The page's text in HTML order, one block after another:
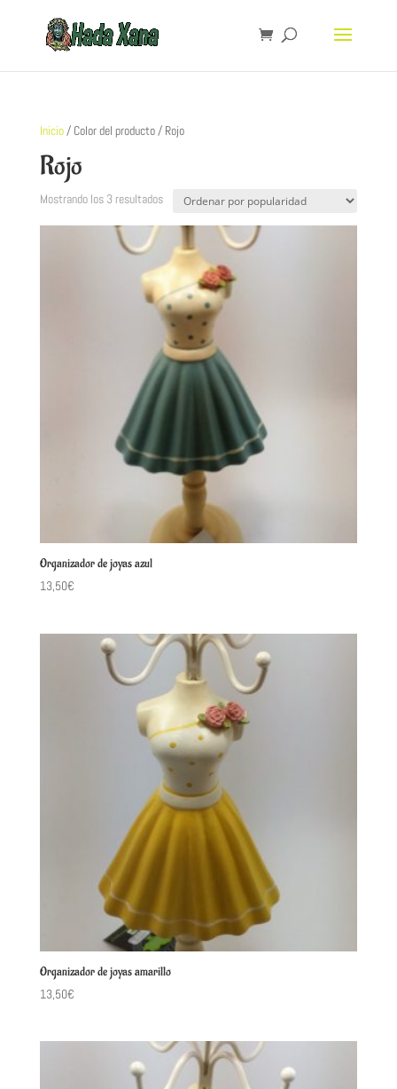
Inicio/ Color del producto / Rojo
Rojo
Mostrando los 3 resultados
Organizador de joyas azul
13,50€
Organizador de joyas amarillo
13,50€